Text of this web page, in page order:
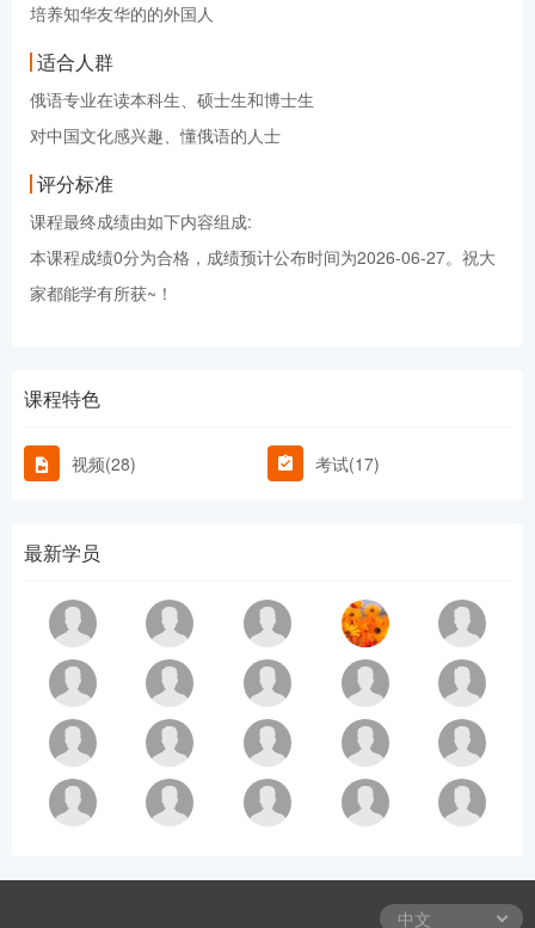
培养知华友华的的外国人
适合人群
俄语专业在读本科生、硕士生和博士生
对中国文化感兴趣、懂俄语的人士
评分标准
课程最终成绩由如下内容组成:
本课程成绩0分为合格，成绩预计公布时间为2026-06-27。祝大
家都能学有所获~！
课程特色
视频(28) 考试(17)
最新学员